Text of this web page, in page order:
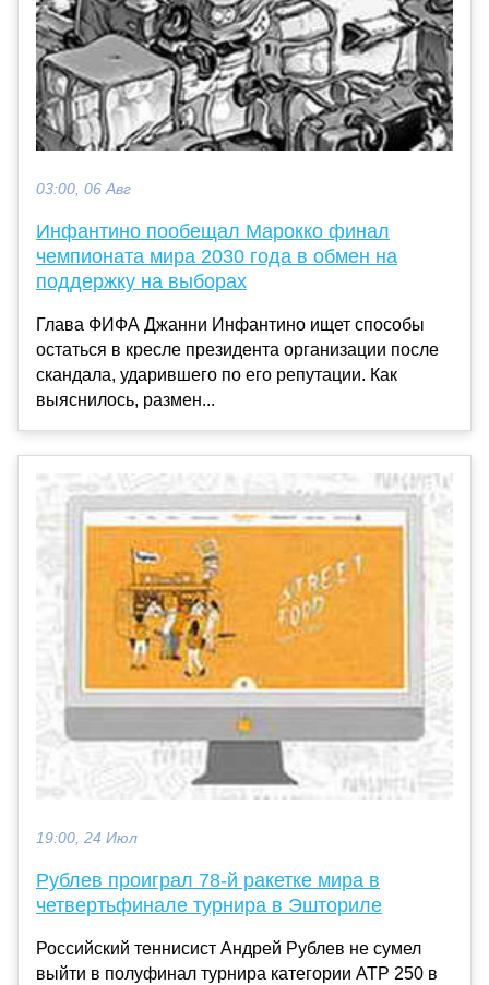
03:00, 06 Авг
Инфантино пообещал Марокко финал
чемпионата мира 2030 года в обмен на
поддержку на выборах
Глава ФИФА Джанни Инфантино ищет способы
остаться в кресле президента организации после
скандала, ударившего по его репутации. Как
выяснилось, размен...
19:00, 24 Июл
Рублев проиграл 78‑й ракетке мира в
четвертьфинале турнира в Эшториле
Российский теннисист Андрей Рублев не сумел
выйти в полуфинал турнира категории ATP 250 в